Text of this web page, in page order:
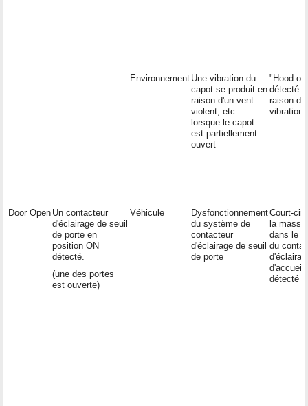
Environnement Une vibration du
capot se produit en
raison d'un vent
violent, etc.
lorsque le capot
est partiellement
ouvert
"Hood
détecté
raison
vibrations
Door Open Un contacteur
d'éclairage de seuil
de porte en
position ON
détecté.
(une des portes
est ouverte)
Véhicule
Dysfonctionnement
du système de
contacteur
d'éclairage de seuil
de porte
Court-
la masse
dans le
du
d'accueil
détecté